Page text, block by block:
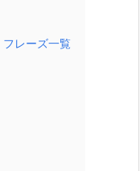
フレーズ一覧